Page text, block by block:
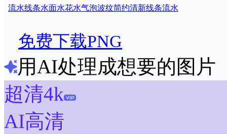
流水线条水面水花水气泡波纹简约清新线条流水
免费下载PNG
用AI处理成想要的图片
超清4k
AI高清